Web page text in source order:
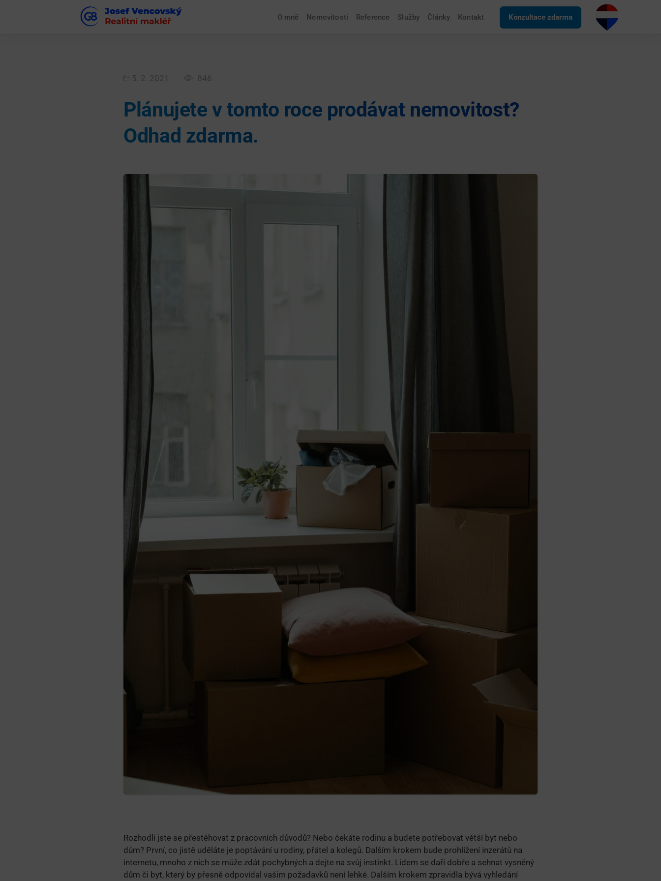
O mně Nemovitosti Reference Služby Články Kontakt Konzultace zdarma
5. 2. 2021 846
Plánujete v tomto roce prodávat nemovitost?
Odhad zdarma.
Rozhodli jste se přestěhovat z pracovních důvodů? Nebo čekáte rodinu a budete potřebovat větší byt nebo
dům? První, co jistě uděláte je poptávání u rodiny, přátel a kolegů. Dalším krokem bude prohlížení inzerátů na
internetu, mnoho z nich se může zdát pochybných a dejte na svůj instinkt. Lidem se daří dobře a sehnat vysněný
dům či byt, který by přesně odpovídal vašim požadavků není lehké. Dalším krokem zpravidla bývá vyhledání